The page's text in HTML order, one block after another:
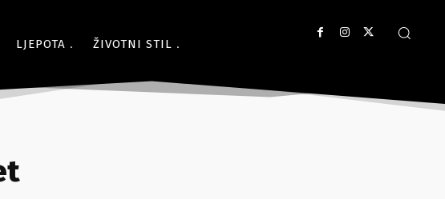
LJEPOTA ŽIVOTNI STIL